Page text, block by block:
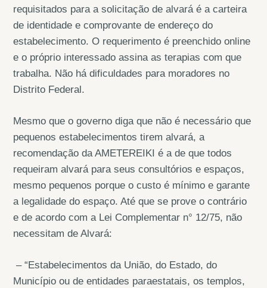
requisitados para a solicitação de alvará é a carteira
de identidade e comprovante de endereço do
estabelecimento. O requerimento é preenchido online
e o próprio interessado assina as terapias com que
trabalha. Não há dificuldades para moradores no
Distrito Federal.
Mesmo que o governo diga que não é necessário que
pequenos estabelecimentos tirem alvará, a
recomendação da AMETEREIKI é a de que todos
requeiram alvará para seus consultórios e espaços,
mesmo pequenos porque o custo é mínimo e garante
a legalidade do espaço. Até que se prove o contrário
e de acordo com a Lei Complementar n° 12/75, não
necessitam de Alvará:
– “Estabelecimentos da União, do Estado, do
Município ou de entidades paraestatais, os templos,